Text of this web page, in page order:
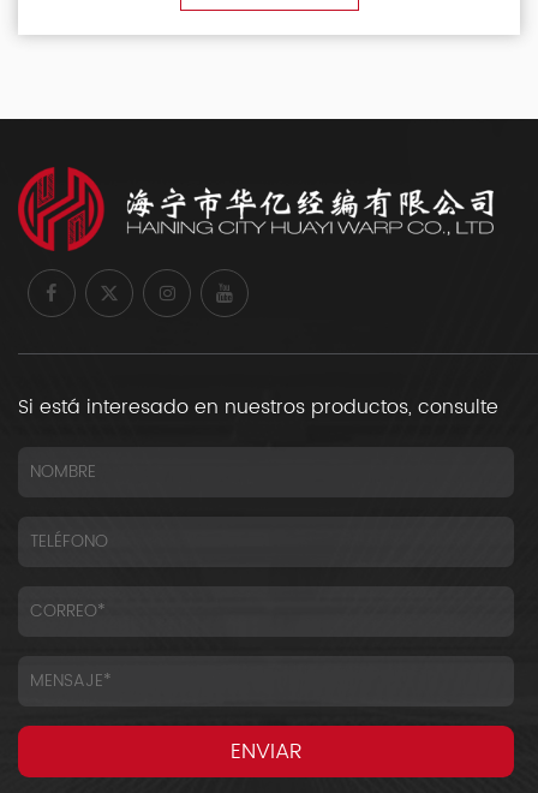
Si está interesado en nuestros productos, consulte